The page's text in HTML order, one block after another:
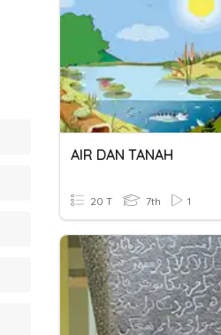
AIR DAN TANAH
20 T 7th 1